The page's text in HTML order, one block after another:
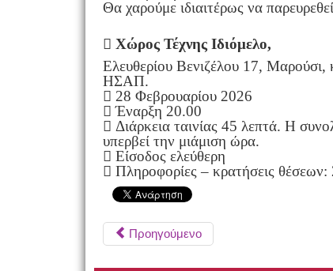
Θα χαρούμε ιδιαιτέρως να
 Χώρος Τέχνης Ιδιόμελο,
Ελευθερίου Βενιζέλου 17, Μαρούσι,
ΗΣΑΠ.
 28 Φεβρουαρίου 2026
 Έναρξη 20.00
 Διάρκεια ταινίας 45 λεπτά. Η
υπερβεί την μιάμιση ώρα.
 Είσοδος ελεύθερη
 Πληροφορίες – κρατήσεις
Προηγούμενο